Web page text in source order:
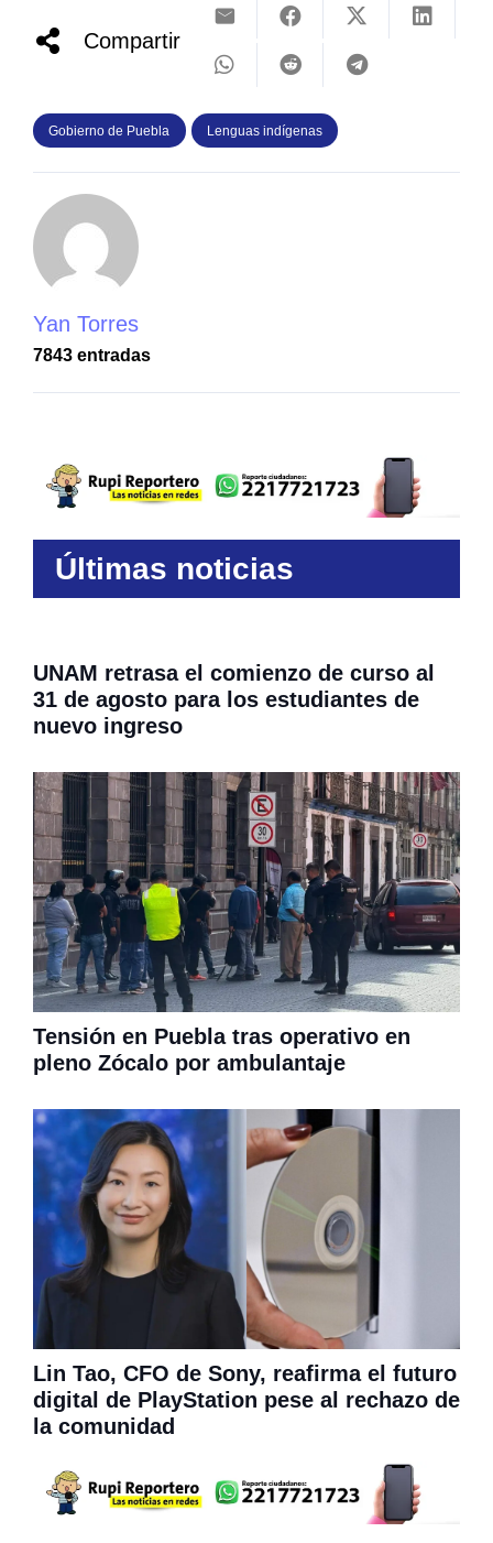
Compartir
Gobierno de Puebla Lenguas indígenas
Yan Torres
7843 entradas
Últimas noticias
UNAM retrasa el comienzo de curso al
31 de agosto para los estudiantes de
nuevo ingreso
Tensión en Puebla tras operativo en
pleno Zócalo por ambulantaje
Lin Tao, CFO de Sony, reafirma el futuro
digital de PlayStation pese al rechazo de
la comunidad